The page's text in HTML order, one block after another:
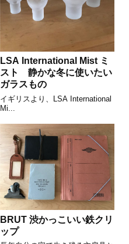
LSA International Mist ミ
スト 静かな冬に使いたい
ガラスもの
イギリスより、LSA International
Mi...
BRUT 渋かっこいい鉄クリ
ップ